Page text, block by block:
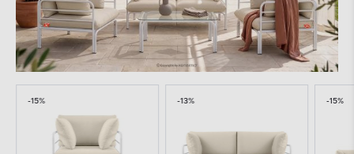
-15% -13% -15%